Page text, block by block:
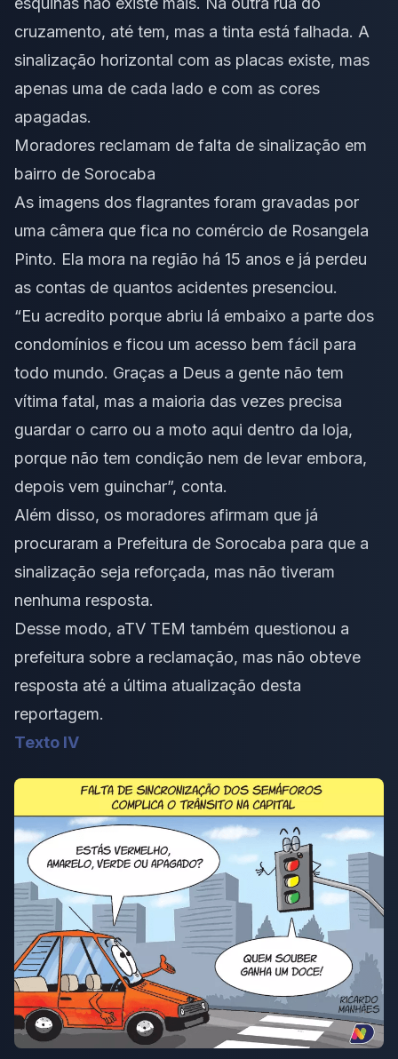
cruzamento, até tem, mas a tinta está falhada. A
sinalização horizontal com as placas existe, mas
apenas uma de cada lado e com as cores
apagadas.
Moradores reclamam de falta de sinalização em
bairro de Sorocaba
As imagens dos flagrantes foram gravadas por
uma câmera que fica no comércio de Rosangela
Pinto. Ela mora na região há 15 anos e já perdeu
as contas de quantos acidentes presenciou.
“Eu acredito porque abriu lá embaixo a parte dos
condomínios e ficou um acesso bem fácil para
todo mundo. Graças a Deus a gente não tem
vítima fatal, mas a maioria das vezes precisa
guardar o carro ou a moto aqui dentro da loja,
porque não tem condição nem de levar embora,
depois vem guinchar”, conta.
Além disso, os moradores afirmam que já
procuraram a Prefeitura de Sorocaba para que a
sinalização seja reforçada, mas não tiveram
nenhuma resposta.
Desse modo, aTV TEM também questionou a
prefeitura sobre a reclamação, mas não obteve
resposta até a última atualização desta
reportagem.
Texto IV